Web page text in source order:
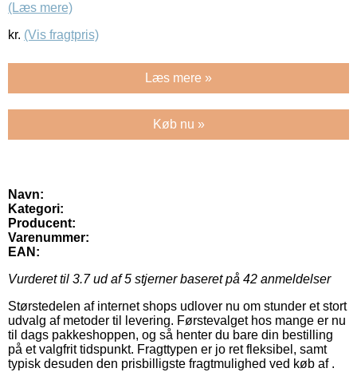
(Læs mere)
kr. (Vis fragtpris)
Læs mere »
Køb nu »
Navn:
Kategori:
Producent:
Varenummer:
EAN:
Vurderet til 3.7ud af 5 stjerner baseret på 42 anmeldelser
Størstedelen af internet shops udlover nu om stunder et stort
udvalg af metoder til levering. Førstevalget hos mange er nu
til dags pakkeshoppen, og så henter du bare din bestilling
på et valgfrit tidspunkt. Fragttypen er jo ret fleksibel, samt
typisk desuden den prisbilligste fragtmulighed ved køb af .